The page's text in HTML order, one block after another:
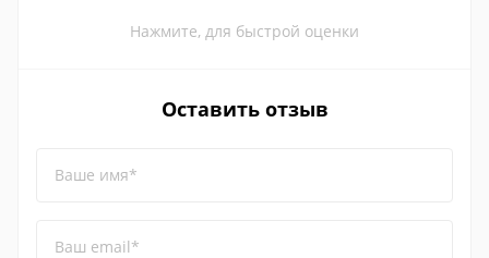
Нажмите, для быстрой оценки
Оставить отзыв
Ваше имя*
Ваш email*